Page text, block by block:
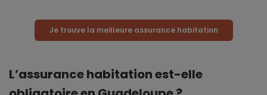
Je trouve la meilleure assurance habitation
L’assurance habitation est-elle